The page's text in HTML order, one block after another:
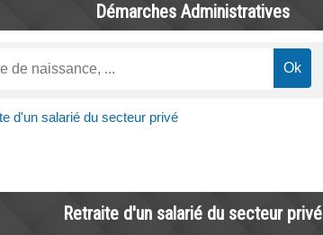
Démarches Administratives
d'un salarié du secteur privé
Retraite d'un salarié du secteur privé